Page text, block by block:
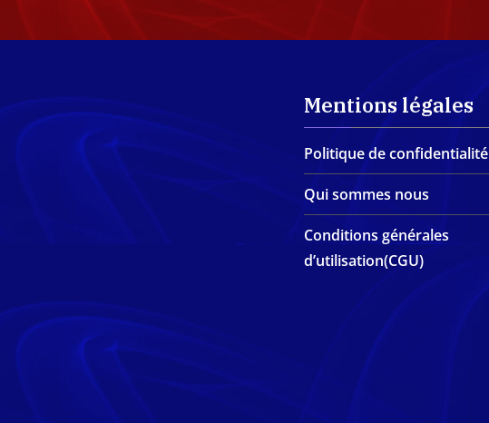
Mentions légales
Politique de confidentialité
Qui sommes nous
Conditions générales
d’utilisation(CGU)